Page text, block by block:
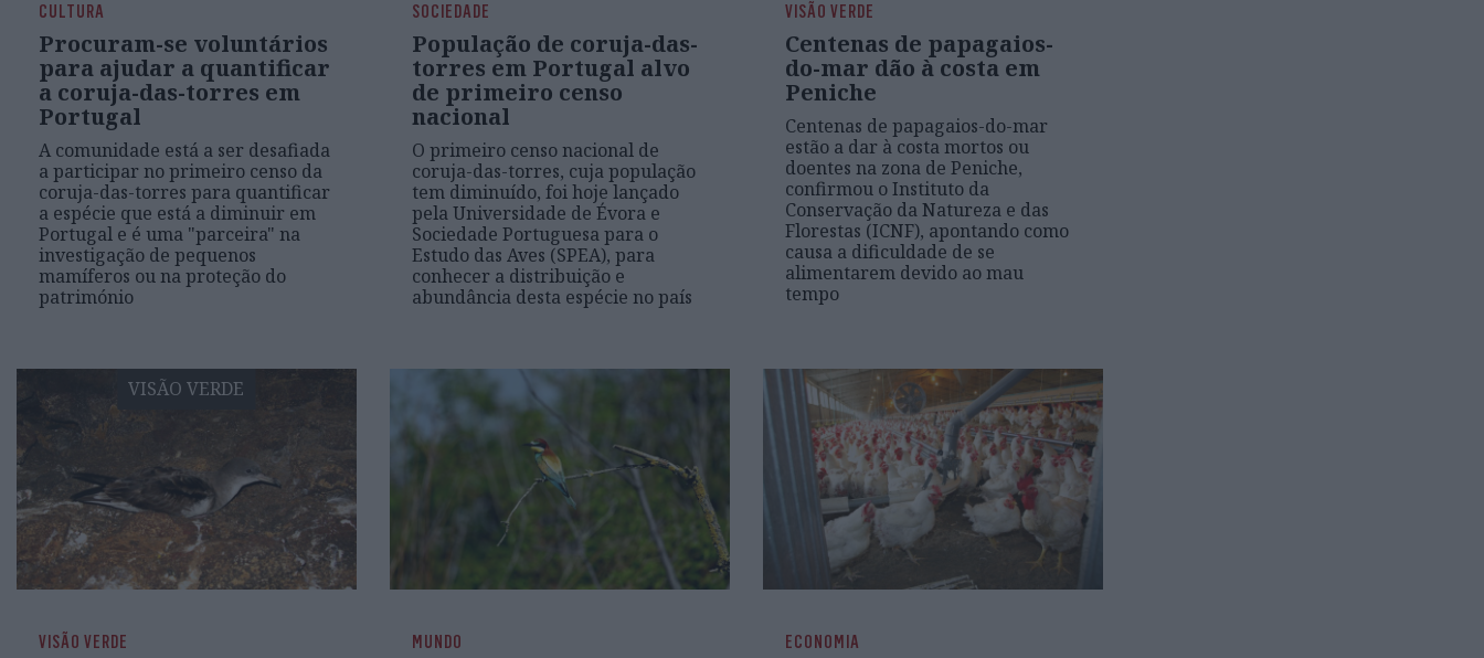
CULTURA
Procuram-se voluntários
para ajudar a quantificar
a coruja-das-torres em
Portugal
A comunidade está a ser desafiada
a participar no primeiro censo da
coruja-das-torres para quantificar
a espécie que está a diminuir em
Portugal e é uma "parceira" na
investigação de pequenos
mamíferos ou na proteção do
património
SOCIEDADE
População de coruja-das-
torres em Portugal alvo
de primeiro censo
nacional
O primeiro censo nacional de
coruja-das-torres, cuja população
tem diminuído, foi hoje lançado
pela Universidade de Évora e
Sociedade Portuguesa para o
Estudo das Aves (SPEA), para
conhecer a distribuição e
abundância desta espécie no país
VISÃO VERDE
Centenas de papagaios-
do-mar dão à costa em
Peniche
Centenas de papagaios-do-mar
estão a dar à costa mortos ou
doentes na zona de Peniche,
confirmou o Instituto da
Conservação da Natureza e das
Florestas (ICNF), apontando como
causa a dificuldade de se
alimentarem devido ao mau
tempo
VISÃO VERDE
VISÃO VERDE MUNDO ECONOMIA